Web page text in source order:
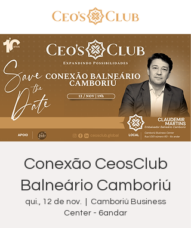
Conexão CeosClub
Balneário Camboriú
qui., 12 de nov.
Camboriú Business
Center - 6andar